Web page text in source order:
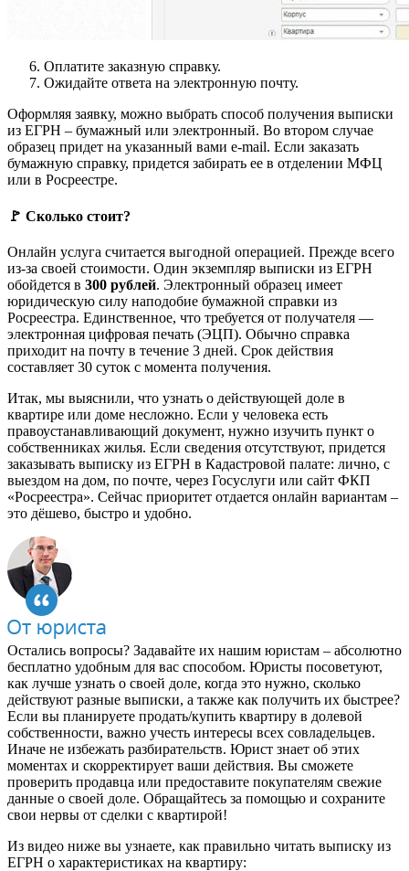
Оплатите заказную справку.
Ожидайте ответа на электронную почту.
Оформляя заявку, можно выбрать способ получения выписки
из ЕГРН – бумажный или электронный. Во втором случае
образец придет на указанный вами e-mail. Если заказать
бумажную справку, придется забирать ее в отделении МФЦ
или в Росреестре.
🚩 Сколько стоит?
Онлайн услуга считается выгодной операцией. Прежде всего
из-за своей стоимости. Один экземпляр выписки из ЕГРН
обойдется в 300 рублей. Электронный образец имеет
юридическую силу наподобие бумажной справки из
Росреестра. Единственное, что требуется от получателя —
электронная цифровая печать (ЭЦП). Обычно справка
приходит на почту в течение 3 дней. Срок действия
составляет 30 суток с момента получения.
Итак, мы выяснили, что узнать о действующей доле в
квартире или доме несложно. Если у человека есть
правоустанавливающий документ, нужно изучить пункт о
собственниках жилья. Если сведения отсутствуют, придется
заказывать выписку из ЕГРН в Кадастровой палате: лично, с
выездом на дом, по почте, через Госуслуги или сайт ФКП
«Росреестра». Сейчас приоритет отдается онлайн вариантам –
это дёшево, быстро и удобно.
Остались вопросы? Задавайте их нашим юристам – абсолютно
бесплатно удобным для вас способом. Юристы посоветуют,
как лучше узнать о своей доле, когда это нужно, сколько
действуют разные выписки, а также как получить их быстрее?
Если вы планируете продать/купить квартиру в долевой
собственности, важно учесть интересы всех совладельцев.
Иначе не избежать разбирательств. Юрист знает об этих
моментах и скорректирует ваши действия. Вы сможете
проверить продавца или предоставите покупателям свежие
данные о своей доле. Обращайтесь за помощью и сохраните
свои нервы от сделки с квартирой!
Из видео ниже вы узнаете, как правильно читать выписку из
ЕГРН о характеристиках на квартиру: